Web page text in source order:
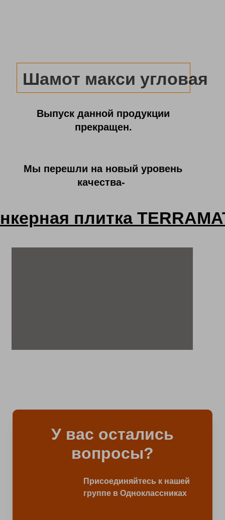
Шамот макси угловая
плитка
Выпуск данной продукции
прекращен.
Мы перешли на новый уровень
качества-
У вас остались
вопросы?
Присоединяйтесь к нашей
группе в Одноклассниках